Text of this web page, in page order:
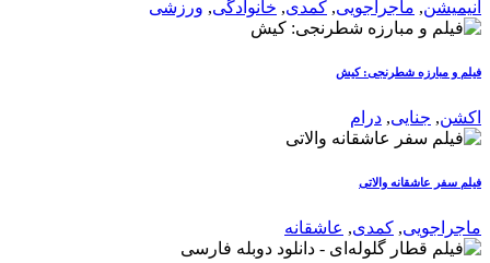
انیمیشن, ماجراجویی, کمدی, خانوادگی, ورزشی
فیلم و مبارزه شطرنجی: کیش
اکشن, جنایی, درام
فیلم سفر عاشقانه والاتی
ماجراجویی, کمدی, عاشقانه